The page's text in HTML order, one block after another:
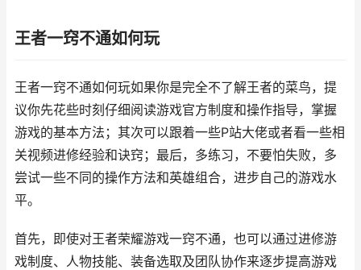
王者一窍不通如何玩
王者一窍不通如何玩如果你是完全不了解王者的菜鸟，提
议你先花些时刻仔细阅读游戏官方制度和操作指导，掌握
游戏的基本方法；其次可以跟着一些P站大佬或者看一些相
关视频进修经验和诀窍；最后，多练习，不要怕失败，多
尝试一些不同的操作方法和英雄组合，进步自己的游戏水
平。
首先，即使对王者荣耀游戏一窍不通，也可以通过进修游
戏制度、人物技能、装备选取及团队协作来逐步提高游戏